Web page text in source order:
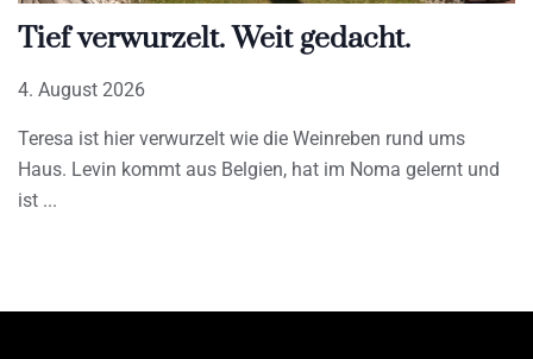
Tief verwurzelt. Weit gedacht.
4. August 2026
Teresa ist hier verwurzelt wie die Weinreben rund ums
Haus. Levin kommt aus Belgien, hat im Noma gelernt und
ist